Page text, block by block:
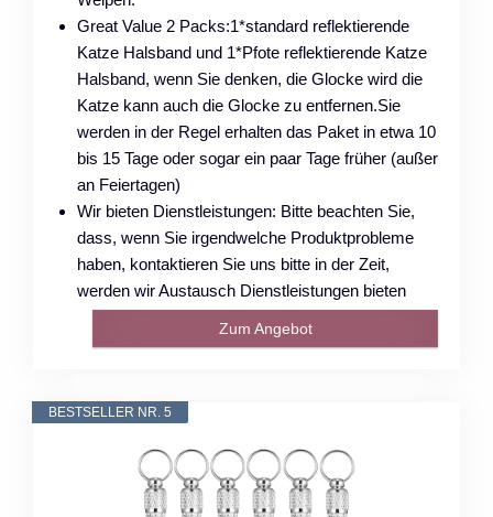
Great Value 2 Packs:1*standard reflektierende
Katze Halsband und 1*Pfote reflektierende Katze
Halsband, wenn Sie denken, die Glocke wird die
Katze kann auch die Glocke zu entfernen.Sie
werden in der Regel erhalten das Paket in etwa 10
bis 15 Tage oder sogar ein paar Tage früher (außer
an Feiertagen)
Wir bieten Dienstleistungen: Bitte beachten Sie,
dass, wenn Sie irgendwelche Produktprobleme
haben, kontaktieren Sie uns bitte in der Zeit,
werden wir Austausch Dienstleistungen bieten
Zum Angebot
BESTSELLER NR. 5